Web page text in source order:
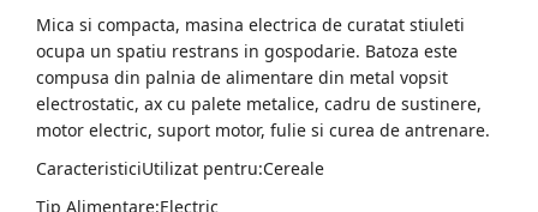
Mica si compacta, masina electrica de curatat stiuleti
ocupa un spatiu restrans in gospodarie. Batoza este
compusa din palnia de alimentare din metal vopsit
electrostatic, ax cu palete metalice, cadru de sustinere,
motor electric, suport motor, fulie si curea de antrenare.
CaracteristiciUtilizat pentru:Cereale
Tip Alimentare:Electric